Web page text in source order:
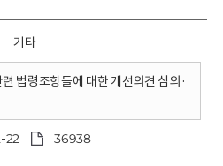
기타
법령조항들에 대한 개선의견 심의·
22 36938